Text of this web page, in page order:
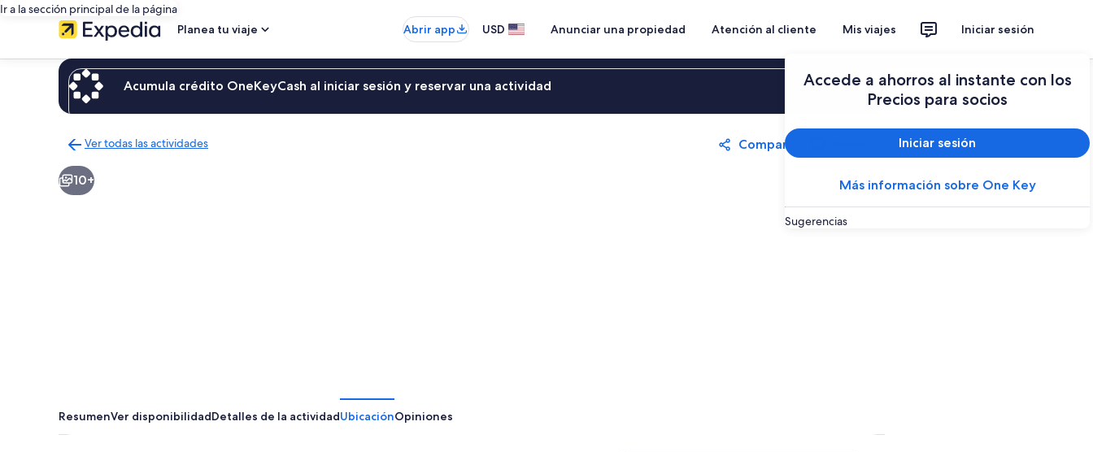
Ir a la sección principal de la página
Planea tu viaje
Abrir app USD Anunciar una propiedad Atención al cliente Mis viajes Iniciar sesión
Accede a ahorros al instante con los
Precios para socios
Iniciar sesión
Más información sobre One Key
Sugerencias
Acumula crédito OneKeyCash al iniciar sesión y reservar una actividad Iniciar sesión
Ver todas las actividades
a
la
Compartir
10+
ResumenVer disponibilidadDetalles de la actividadUbicaciónOpiniones